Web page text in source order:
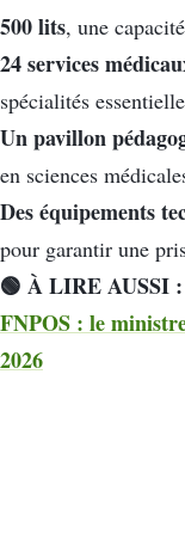
500 lits, une
24 services
spécialités
Un pavillon
en sciences
Des équipements
pour garantir une
🟢 À LIRE AUSSI :
FNPOS : le
2026